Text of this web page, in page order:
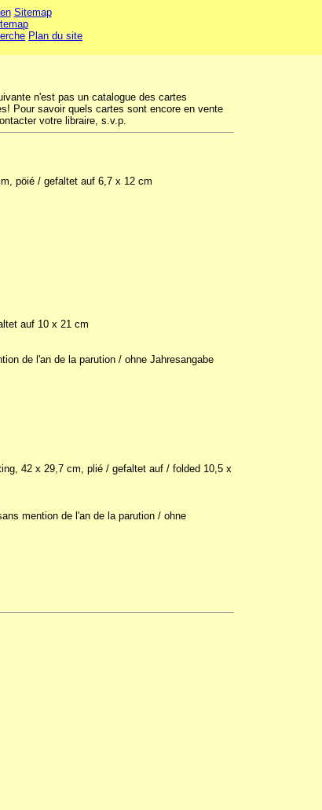
Sitemap
Plan du site
n'est pas un catalogue des cartes
Pour savoir quels cartes sont encore en vente
votre libraire, s.v.p.
pöié / gefaltet auf 6,7 x 12 cm
auf 10 x 21 cm
de l'an de la parution / ohne Jahresangabe
42 x 29,7 cm, plié / gefaltet auf / folded 10,5 x
mention de l'an de la parution / ohne